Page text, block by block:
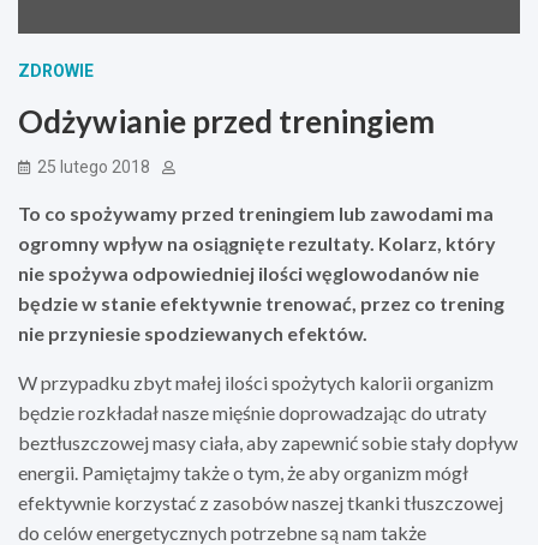
ZDROWIE
Odżywianie przed treningiem
25 lutego 2018
To co spożywamy przed treningiem lub zawodami ma
ogromny wpływ na osiągnięte rezultaty. Kolarz, który
nie spożywa odpowiedniej ilości węglowodanów nie
będzie w stanie efektywnie trenować, przez co trening
nie przyniesie spodziewanych efektów.
W przypadku zbyt małej ilości spożytych kalorii organizm
będzie rozkładał nasze mięśnie doprowadzając do utraty
beztłuszczowej masy ciała, aby zapewnić sobie stały dopływ
energii. Pamiętajmy także o tym, że aby organizm mógł
efektywnie korzystać z zasobów naszej tkanki tłuszczowej
do celów energetycznych potrzebne są nam także